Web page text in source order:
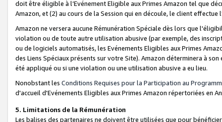
doit être éligible à l’Evénement Eligible aux Primes Amazon tel que
Amazon, et (2) au cours de la Session qui en découle, le client
Amazon ne versera aucune Rémunération Spéciale dès lors que
violation ou de toute autre utilisation abusive (par exemple, des
ou de logiciels automatisés, les Evénements Eligibles aux Primes
des Liens Spéciaux présents sur votre Site). Amazon déterminera à
été appliqué ou si une violation ou une utilisation abusive a eu lieu.
Nonobstant les Conditions Requises pour la Participation au
d'accueil d'Evénements Eligibles aux Primes Amazon répertoriées en
5. Limitations de la Rémunération
Les balises des partenaires ne doivent être utilisées que pour